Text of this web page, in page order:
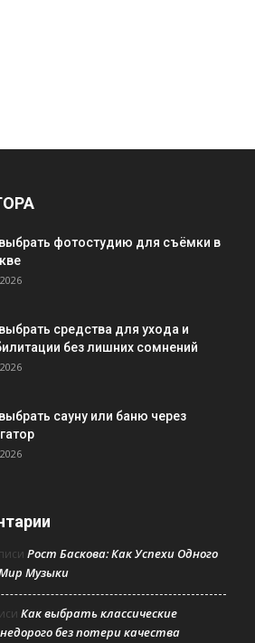
фотостудию для съёмки в
средства для ухода и
без лишних сомнений
сауну или баню через
Рост Баскова: Как Успехи Одного
Музыки
Как выбрать классические
без потери качества